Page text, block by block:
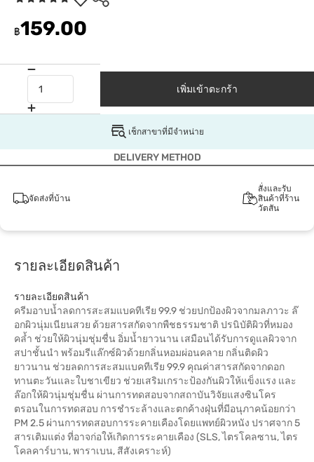
฿159.00
เพิ่มเข้าตะกร้า
เช็กสาขาที่มีจำหน่าย
DELIVERY METHOD
จัดส่งที่บ้าน
สั่งและรับ
สินค้าที่ร้าน
วัตสัน
รายละเอียดสินค้า
รายละเอียดสินค้า
ครีมอาบน้ำลดการสะสมแบคทีเรีย 99.9 ช่วยปกป้องผิวจากมลภาวะ ล๊
อกผิวนุ่มเนียนสวย ด้วยสารสกัดจากพืชธรรมชาติ ปรนิบัติผิวที่หมอง
คล้ำ ช่วยให้ผิวนุ่มชุ่มชื่น อิ่มน้ำยาวนาน เสมือนได้รับการดูแลผิวจาก
สปาชั้นนำ พร้อมรีแล๊กซ์ผิวด้วยกลิ่นหอมผ่อนคลาย กลิ่นติดผิว
ยาวนาน ช่วยลดการสะสมแบคทีเรีย 99.9 คุณค่าสารสกัดจากดอก
ทานตะวันและใบชาเขียว ช่วยเสริมเกราะป้องกันผิวให้แข็งแรง และ
ล๊อกให้ผิวนุ่มชุ่มชื่น ผ่านการทดสอบจากสถาบันวิจัยแสงซินโคร
ตรอนในการทดสอบ การชำระล้างและตกค้างฝุ่นที่มีอนุภาคน้อยกว่า
PM 2.5 ผ่านการทดสอบการระคายเคืองโดยแพทย์ผิวหนัง ปราศจาก 5
สารเติมแต่ง ที่อาจก่อให้เกิดการระคายเคือง (SLS, ไตรโคลซาน, ไตร
โคลคาร์บาน, พาราเบน, สีสังเคราะห์)